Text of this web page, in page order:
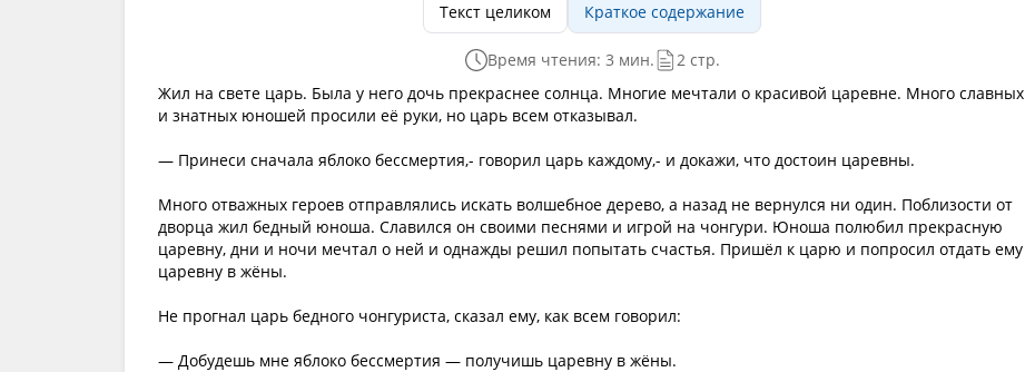
Текст целиком Краткое содержание
Время чтения: 3 мин.
2 стр.
Жил на свете царь. Была у него дочь прекраснее солнца. Многие мечтали о красивой царевне. Много славных
и знатных юношей просили её руки, но царь всем отказывал.
— Принеси сначала яблоко бессмертия,- говорил царь каждому,- и докажи, что достоин царевны.
Много отважных героев отправлялись искать волшебное дерево, а назад не вернулся ни один. Поблизости от
дворца жил бедный юноша. Славился он своими песнями и игрой на чонгури. Юноша полюбил прекрасную
царевну, дни и ночи мечтал о ней и однажды решил попытать счастья. Пришёл к царю и попросил отдать ему
царевну в жёны.
Не прогнал царь бедного чонгуриста, сказал ему, как всем говорил:
— Добудешь мне яблоко бессмертия — получишь царевну в жёны.